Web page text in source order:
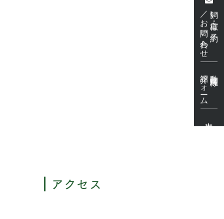
飼い主様・ご予約
／お問い合わせ
紹介フォーム
アクセス